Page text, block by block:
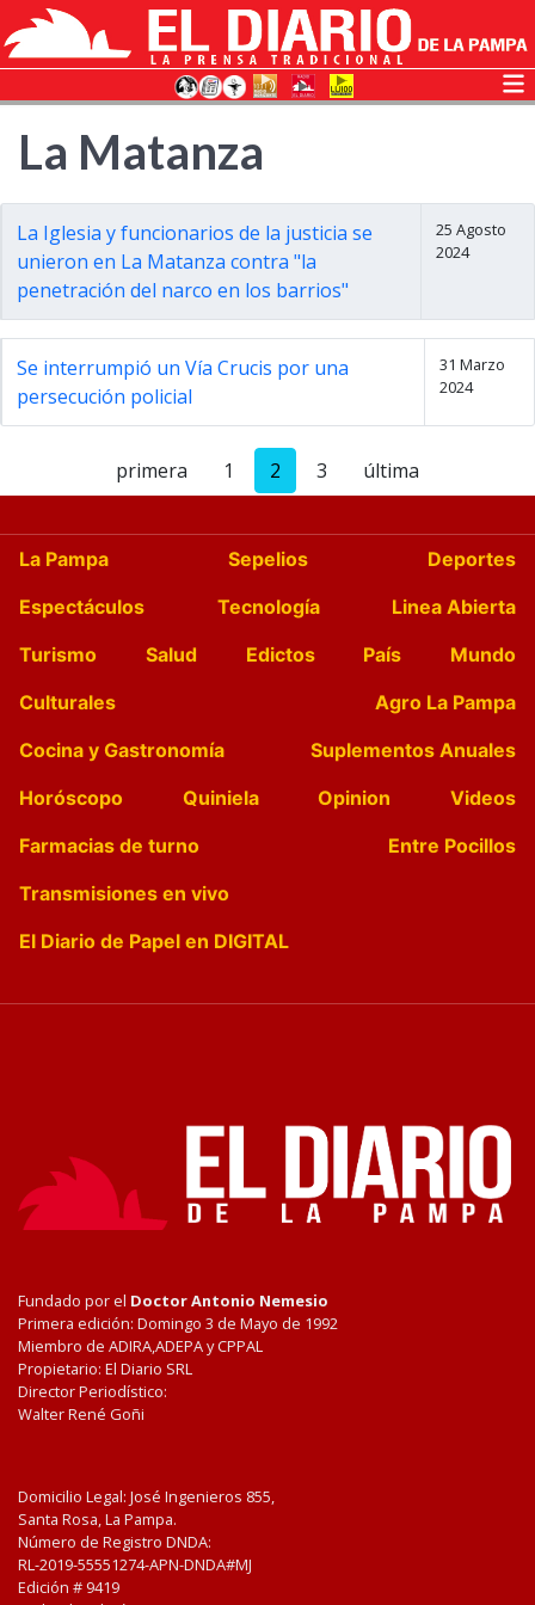
La Matanza
La Iglesia y funcionarios de la justicia se
unieron en La Matanza contra "la
penetración del narco en los barrios"
25 Agosto
2024
Se interrumpió un Vía Crucis por una
persecución policial
31 Marzo
2024
primera 1 2 3 última
La Pampa Sepelios
Deportes
Espectáculos
Tecnología
Linea Abierta
Turismo
Salud Edictos País
Mundo
Culturales
Agro La Pampa
Cocina y Gastronomía
Suplementos Anuales
Horóscopo
Quiniela Opinion
Videos
Farmacias de turno
Entre Pocillos
Transmisiones en vivo
El Diario de Papel en DIGITAL
Fundado por el Doctor Antonio Nemesio
Primera edición: Domingo 3 de Mayo de 1992
Miembro de ADIRA,ADEPA y CPPAL
Propietario: El Diario SRL
Director Periodístico:
Walter René Goñi
Domicilio Legal: José Ingenieros 855,
Santa Rosa, La Pampa.
Número de Registro DNDA:
RL-2019-55551274-APN-DNDA#MJ
Edición # 9419